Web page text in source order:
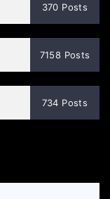
370 Posts
7158 Posts
734 Posts